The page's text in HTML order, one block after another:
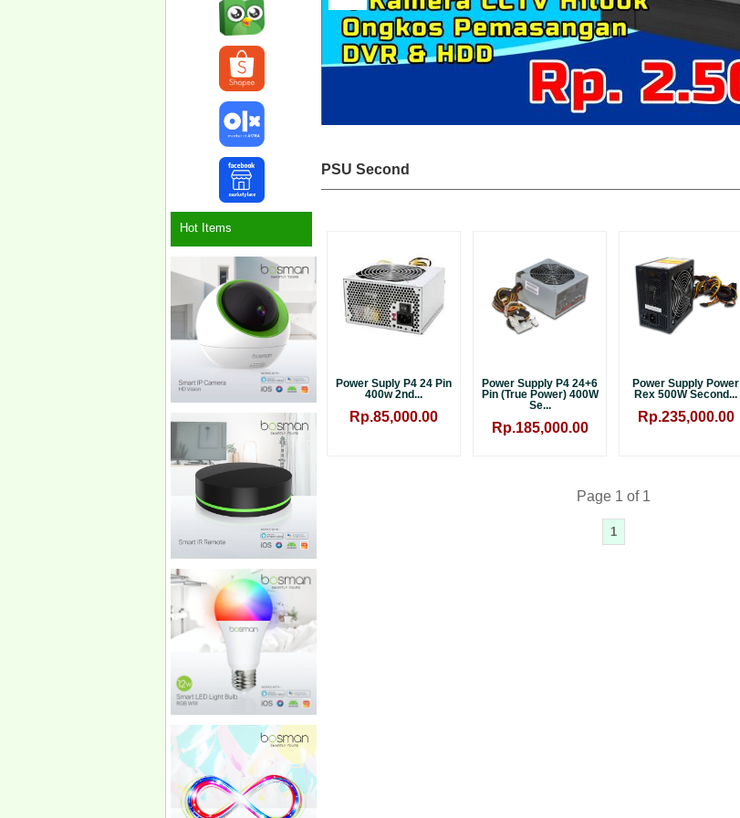
Hot Items
PSU Second
Power Suply P4 24 Pin
400w 2nd...
Rp.85,000.00
Power Supply P4 24+6
Pin (True Power) 400W
Se...
Rp.185,000.00
Power Supply Power
Rex 500W Second...
Rp.235,000.00
Page 1 of 1
1